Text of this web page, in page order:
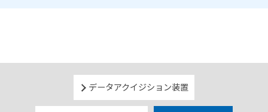
データアクイジション装置